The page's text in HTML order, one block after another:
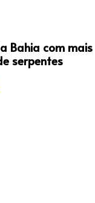
Bahia com mais
serpentes